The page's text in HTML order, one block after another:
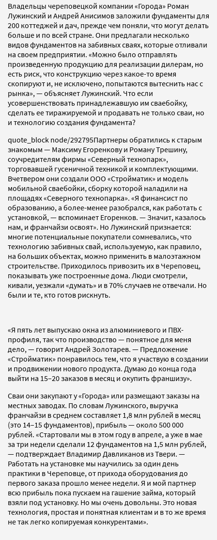
Владельцы череповецкой компании «Города» Роман
Лужинский и Андрей Анисимов заложили фундаменты для
200 коттеджей и дач, прежде чем поняли, что могут делать
больше и по всей стране. Они предлагали несколько
видов фундаментов на забивных сваях, которые отливали
на своем предприятии. «Можно было отправлять
произведенную продукцию для реализации дилерам, но
есть риск, что конструкцию через какое-то время
скопируют и, не исключено, попытаются вытеснить нас с
рынка», — объясняет Лужинский. Что если
усовершенствовать принадлежавшую им сваебойку,
сделать ее тиражируемой и продавать не только сваи, но
и технологию создания фундамента?
quote_block node/292795Партнеры обратились к старым
знакомым — Максиму Егоренкову и Роману Трешину,
соучредителям фирмы «Северный технопарк»,
торговавшей гусеничной техникой и комплектующими.
Вчетвером они создали ООО «Стройматик» и модель
мобильной сваебойки, сборку которой наладили на
площадях «Северного технопарка». «Я финансист по
образованию, а более-менее разобрался, как работать с
установкой, — вспоминает Егоренков. — Значит, казалось
нам, и франчайзи освоят». Но Лужинский признается:
многие потенциальные покупатели сомневались, что
технологию забивных свай, используемую, как правило,
на больших объектах, можно применить в малоэтажном
строительстве. Приходилось привозить их в Череповец,
показывать уже построенные дома. Люди смотрели,
кивали, уезжали «думать» и в 70% случаев не отвечали. Но
были и те, кто готов рискнуть.
«Я пять лет выпускаю окна из алюминиевого и ПВХ-
профиля, так что производство — понятное для меня
дело, — говорит Андрей Золотарев. — Предложение
«Стройматик» понравилось тем, что я участвую в создании
и продвижении нового продукта. Думаю до конца года
выйти на 15–20 заказов в месяц и окупить франшизу».
Сваи они закупают у «Города» или размещают заказы на
местных заводах. По словам Лужинского, выручка
франчайзи в среднем составляет 1,8 млн рублей в месяц
(это 14–15 фундаментов), прибыль — около 500 000
рублей. «Стартовали мы в этом году в апреле, а уже в мае
за три недели сделали 12 фундаментов на 1,5 млн рублей,
— подтверждает Владимир Давликанов из Твери. —
Работать на установке мы научились за один день
практики в Череповце, от прихода оборудования до
первого заказа прошло менее недели. Я и мой партнер
всю прибыль пока пускаем на гашение займа, который
взяли под установку. Но мы очень довольны. Это новая
технология, простая и понятная клиентам и в то же время
не так легко копируемая конкурентами».